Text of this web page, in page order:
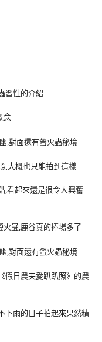
習性的介紹
念
,大概也只能拍到這樣
,看起來還是很令人興奮
蟲,鹿谷真的捧場多了
假日農夫愛趴趴照》的農
下雨的日子拍起來果然精